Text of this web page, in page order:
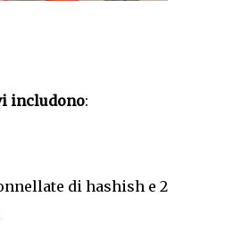
includono:
di hashish e 2